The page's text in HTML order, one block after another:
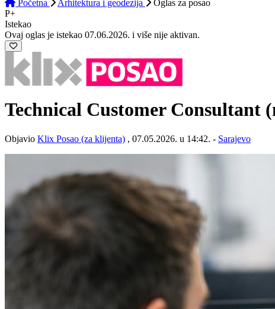
Početna
Arhitektura i geodezija Oglas za posao
P+
Istekao
Ovaj oglas je istekao 07.06.2026. i više nije aktivan.
Technical Customer Consultant
Objavio Klix Posao (za klijenta) , 07.05.2026. u 14:42. - Sarajevo